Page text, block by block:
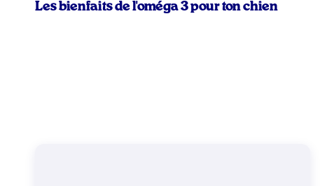
Les bienfaits de l'oméga 3 pour ton chien